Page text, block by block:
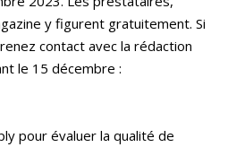
y figurent gratuitement. Si
contact avec la rédaction
le 15 décembre :
pour évaluer la qualité de